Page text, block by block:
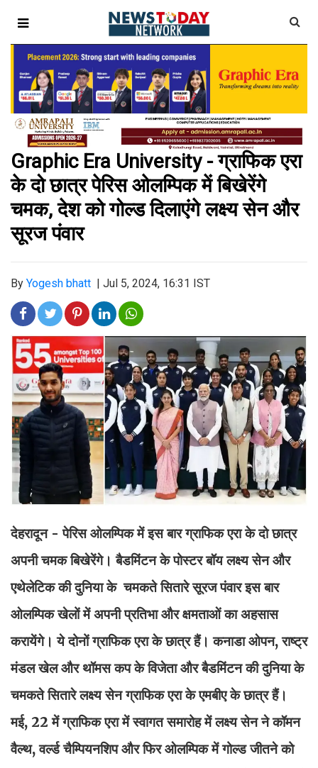
Graphic Era University - ग्राफिक एरा
के दो छात्र पेरिस ओलम्पिक में बिखेरेंगे
चमक, देश को गोल्ड दिलाएंगे लक्ष्य सेन और
सूरज पंवार
By Yogesh bhatt Jul 5, 2024, 16:31 IST
देहरादून - पेरिस ओलम्पिक में इस बार ग्राफिक एरा के दो छात्र
अपनी चमक बिखेरेंगे। बैडमिंटन के पोस्टर बॉय लक्ष्य सेन और
एथेलेटिक की दुनिया के चमकते सितारे सूरज पंवार इस बार
ओलम्पिक खेलों में अपनी प्रतिभा और क्षमताओं का अहसास
करायेंगे। ये दोनों ग्राफिक एरा के छात्र हैं। कनाडा ओपन, राष्ट्र
मंडल खेल और थॉमस कप के विजेता और बैडमिंटन की दुनिया के
चमकते सितारे लक्ष्य सेन ग्राफिक एरा के एमबीए के छात्र हैं।
मई, 22 में ग्राफिक एरा में स्वागत समारोह में लक्ष्य सेन ने कॉमन
वैल्थ, वर्ल्ड चैम्पियनशिप और फिर ओलम्पिक में गोल्ड जीतने को